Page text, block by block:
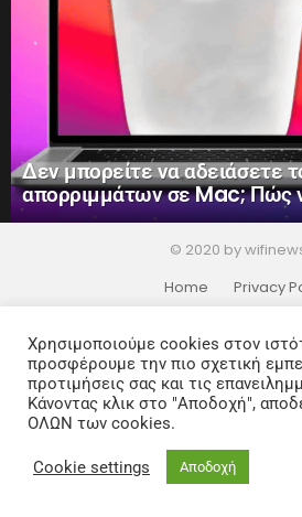
Δεν μπορείτε να αδειάσετε
απορριμμάτων σε Mac; Πώς
© 2020 by
Home
Privacy
Χρησιμοποιούμε cookies στον
προσφέρουμε την πιο σχετική
προτιμήσεις σας και τις
Κάνοντας κλικ στο "Αποδοχή",
ΟΛΩΝ των cookies.
Cookie settings Αποδοχή